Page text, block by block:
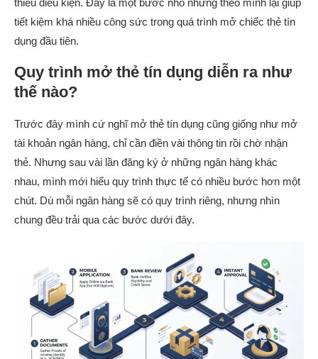
thiếu điều kiện. Đây là một bước nhỏ nhưng theo mình lại giúp
tiết kiệm khá nhiều công sức trong quá trình mở chiếc thẻ tín
dụng đầu tiên.
Quy trình mở thẻ tín dụng diễn ra như
thế nào?
Trước đây mình cứ nghĩ mở thẻ tín dụng cũng giống như mở
tài khoản ngân hàng, chỉ cần điền vài thông tin rồi chờ nhận
thẻ. Nhưng sau vài lần đăng ký ở những ngân hàng khác
nhau, mình mới hiểu quy trình thực tế có nhiều bước hơn một
chút. Dù mỗi ngân hàng sẽ có quy trình riêng, nhưng nhìn
chung đều trải qua các bước dưới đây.